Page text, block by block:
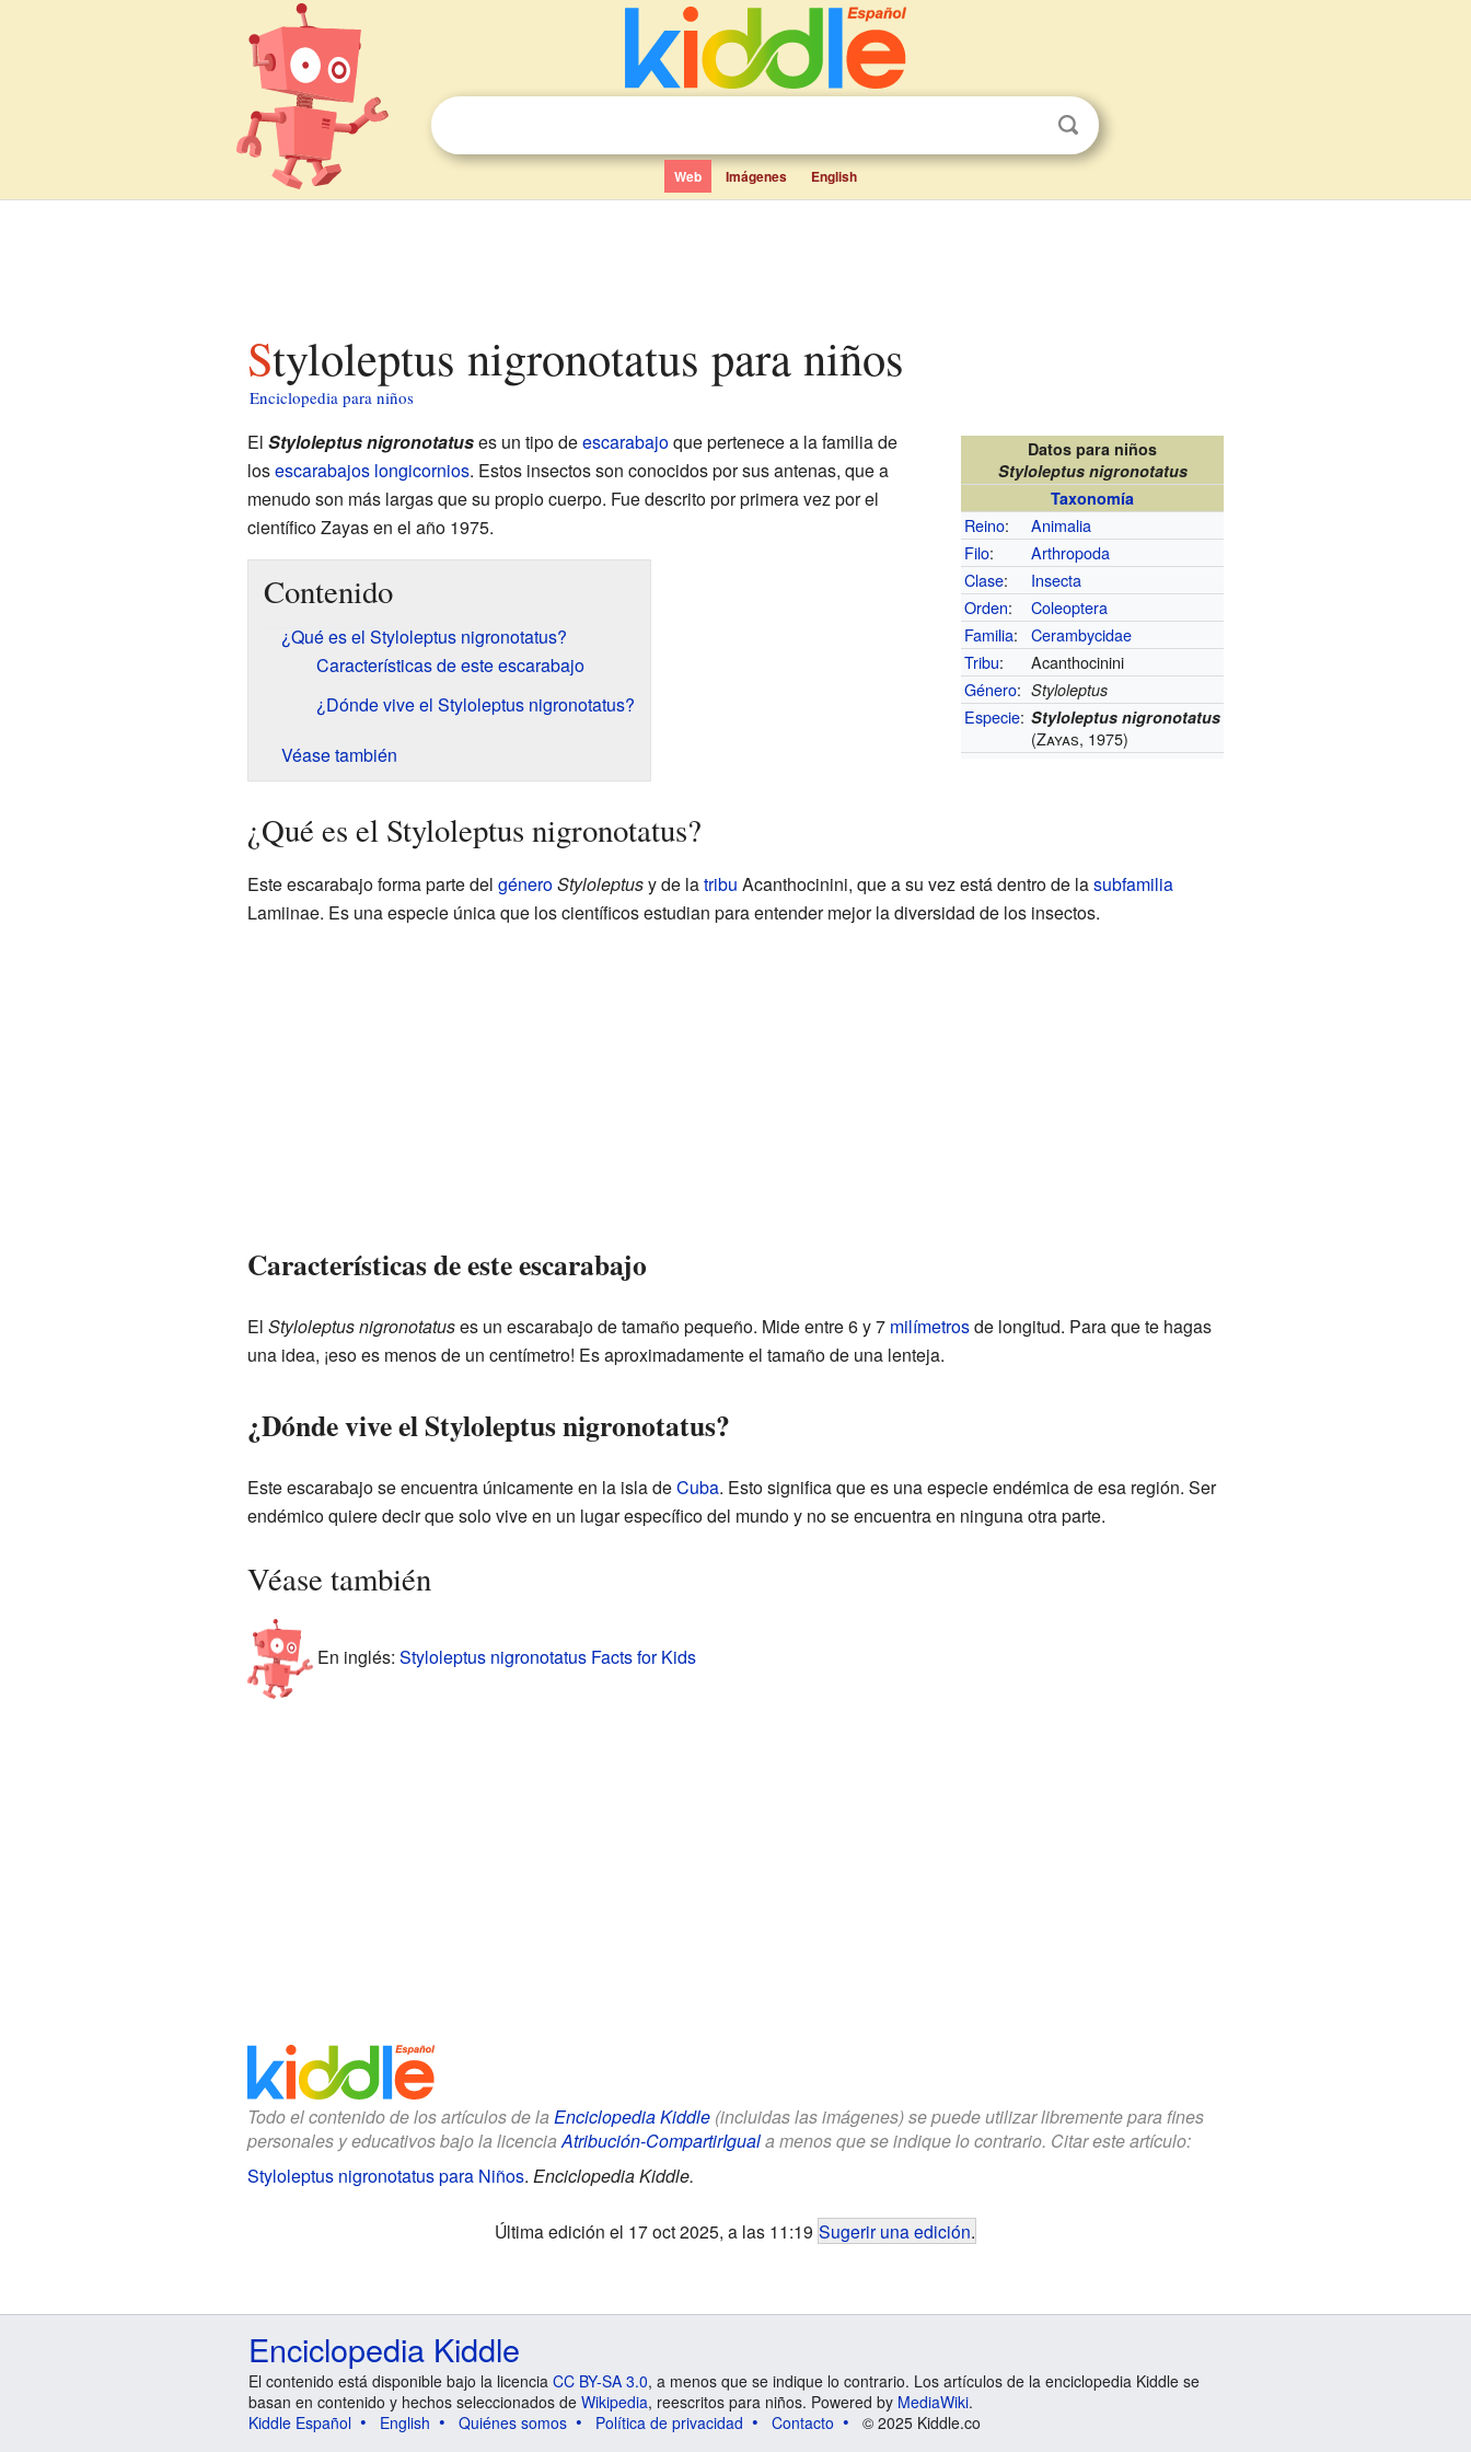
Web Imágenes English
Styloleptus nigronotatus para niños
Enciclopedia para niños
Datos para niños
Styloleptus nigronotatus
Taxonomía
Reino:
Animalia
Filo:
Arthropoda
Clase:
Insecta
Orden:
Coleoptera
Familia:
Cerambycidae
Tribu:
Acanthocinini
Género: Styloleptus
Especie: Styloleptus nigronotatus
(Zayas, 1975)
El Styloleptus nigronotatuses un tipo deescarabajoque pertenece a la familia de
losescarabajos longicornios. Estos insectos son conocidos por sus antenas, que a
menudo son más largas que su propio cuerpo. Fue descrito por primera vez por el
científico Zayas en el año 1975.
Contenido
¿Qué es el Styloleptus nigronotatus?
Características de este escarabajo
¿Dónde vive el Styloleptus nigronotatus?
Véase también
¿Qué es el Styloleptus nigronotatus?
Este escarabajo forma parte del géneroStyloleptusy de latribu Acanthocinini, que a su vez está dentro de lasubfamilia
Lamiinae. Es una especie única que los científicos estudian para entender mejor la diversidad de los insectos.
Características de este escarabajo
El Styloleptus nigronotatuses un escarabajo de tamaño pequeño. Mide entre 6 y 7 milímetrosde longitud. Para que te hagas
una idea, ¡eso es menos de un centímetro! Es aproximadamente el tamaño de una lenteja.
¿Dónde vive el Styloleptus nigronotatus?
Este escarabajo se encuentra únicamente en la isla deCuba. Esto significa que es una especie endémica de esa región. Ser
endémico quiere decir que solo vive en un lugar específico del mundo y no se encuentra en ninguna otra parte.
Véase también
En inglés: Styloleptus nigronotatus Facts for Kids
Todo el contenido de los artículos de la Enciclopedia Kiddle(incluidas las imágenes) se puede utilizar libremente para fines
personales y educativos bajo la licenciaAtribución-CompartirIguala menos que se indique lo contrario. Citar este artículo:
Styloleptus nigronotatus para Niños. Enciclopedia Kiddle.
Última edición el 17 oct 2025, a las 11:19 Sugerir una edición.
Enciclopedia Kiddle
El contenido está disponible bajo la licencia CC BY-SA 3.0, a menos que se indique lo contrario. Los artículos de la enciclopedia Kiddle se
basan en contenido y hechos seleccionados de Wikipedia, reescritos para niños. Powered by MediaWiki.
Kiddle Español
English Quiénes somos Política de privacidad Contacto © 2025 Kiddle.co